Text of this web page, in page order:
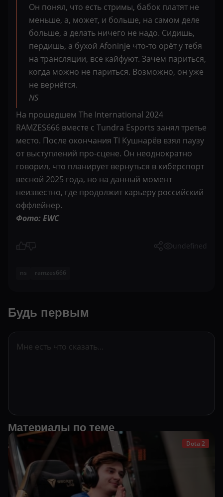
Он понял, что есть стримы, бабок платят не
меньше, а, может, и больше, на самом деле
больше, а делать ничего не надо. Сидишь,
пердишь, а бухой Afoninje что-то орёт у тебя
на трансляции, все кайфуют. Зачем париться,
когда можно не париться. Возможно, он уже
не вернётся.
NS
На прошедшем The International 2024
RAMZES666 вместе с Tundra Esports занял третье
место. После окончания TI Кушнарёв взял паузу
от выступлений про-сцене. Он неоднократно
говорил, что планирует вернуться в киберспорт
весной 2025 года, но на данный момент
неизвестно, где продолжит карьеру российский
оффлейнер.
Фото: EWC
undefined
ns ramzes666
Будь первым
Материалы по теме
Dota 2